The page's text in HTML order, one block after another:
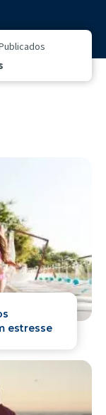
estresse